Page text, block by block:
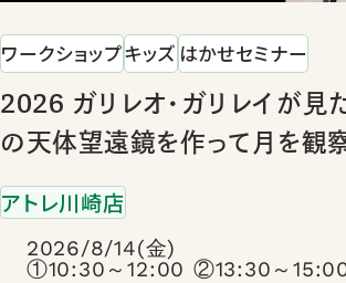
ワークショップキッズ はかせセミナー
2026 ガリレオ・ガリレイが
の天体望遠鏡を作って月を観
アトレ川崎店
2026/8/14(金)
①10:30～12:00 ②13:30～